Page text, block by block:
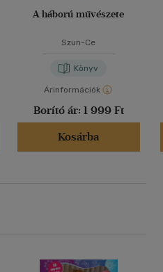
A háború művészete
Szun-Ce
Könyv
Árinformációk
Borító ár: 1 999 Ft
Kosárba